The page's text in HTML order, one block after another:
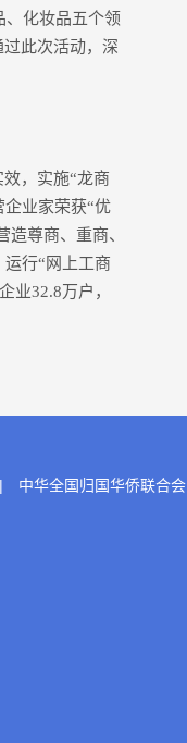
、化妆品五个领
此次活动，深
，实施“龙商
业家荣获“优
尊商、重商、
行“网上工商
业32.8万户，
| 中华全国归国华侨联合会